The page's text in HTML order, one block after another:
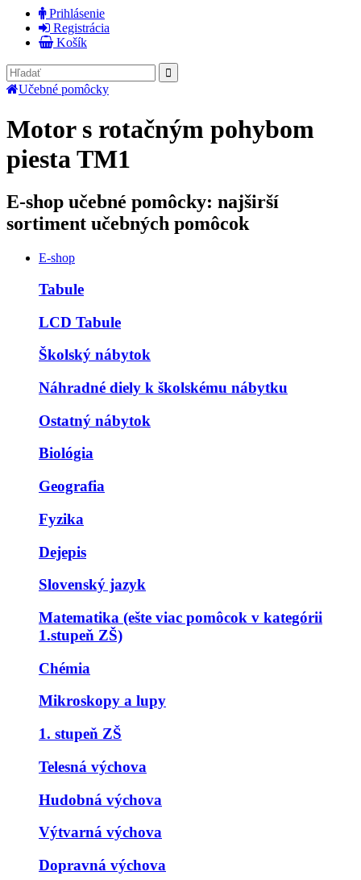
Prihlásenie
Registrácia
Košík
Učebné pomôcky
Motor s rotačným pohybom
piesta TM1
E-shop učebné pomôcky: najširší
sortiment učebných pomôcok
E-shop
Tabule
LCD Tabule
Školský nábytok
Náhradné diely k školskému nábytku
Ostatný nábytok
Biológia
Geografia
Fyzika
Dejepis
Slovenský jazyk
Matematika (ešte viac pomôcok v kategórii
1.stupeň ZŠ)
Chémia
Mikroskopy a lupy
1. stupeň ZŠ
Telesná výchova
Hudobná výchova
Výtvarná výchova
Dopravná výchova